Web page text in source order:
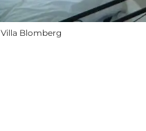
Villa Blomberg